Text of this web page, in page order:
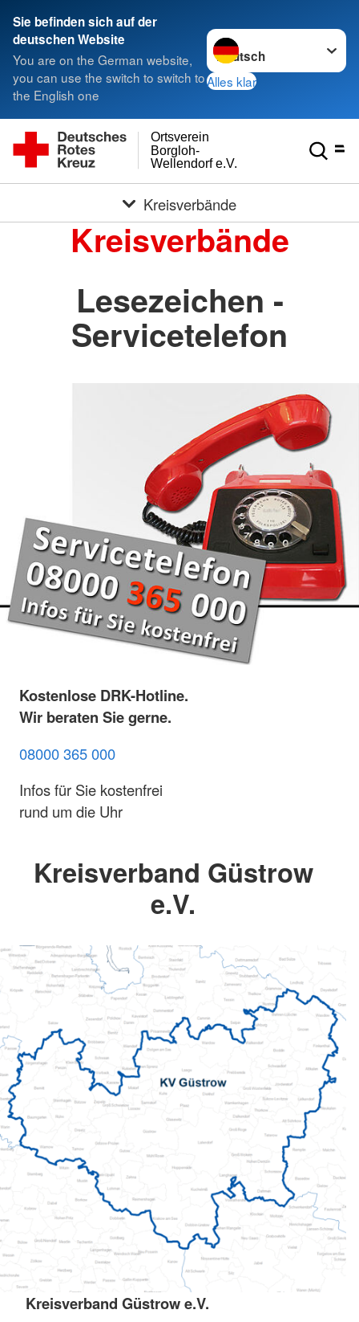
Sie befinden sich auf der
deutschen Website
You are on the German website,
you can use the switch to switch to
the English one
Sprache wechseln zu
Alles klar
Wellendorf e.V.
Borgloh-
Ortsverein
Kreisverbände
Kreisverbände
Lesezeichen -
Servicetelefon
Kostenlose DRK-Hotline.
Wir beraten Sie gerne.
08000 365 000
Infos für Sie kostenfrei
rund um die Uhr
Kreisverband Güstrow
e.V.
Kreisverband Güstrow e.V.